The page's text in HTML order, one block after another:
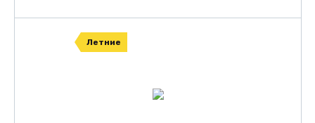
Летние